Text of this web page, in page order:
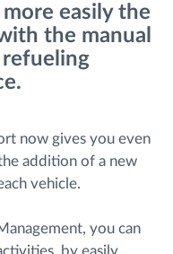
easily the
the manual
now gives you even
addition of a new
vehicle.
you can
by easily